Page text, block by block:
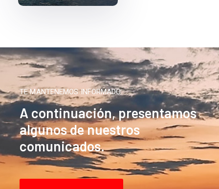
TE MANTENEMOS INFORMADO.
A continuación, presentamos
algunos de nuestros
comunicados.